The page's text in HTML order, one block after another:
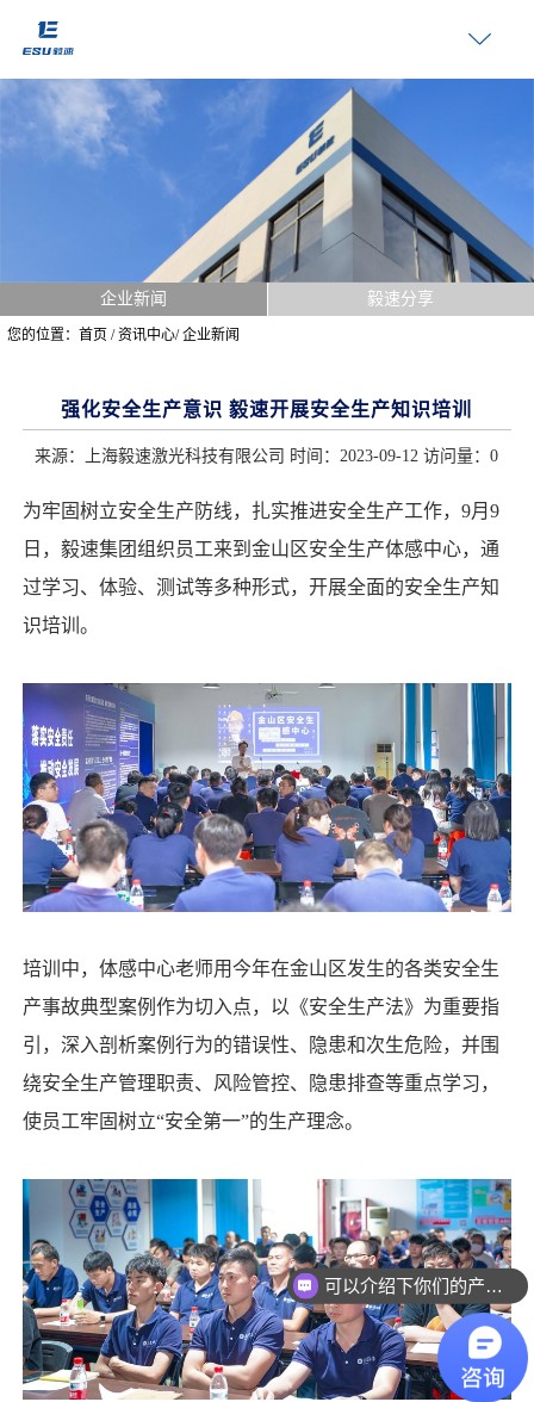
企业新闻 毅速分享
您的位置： 首页 /资讯中心/企业新闻
强化安全生产意识 毅速开展安全生产知识培训
来源：上海毅速激光科技有限公司 时间：2023-09-12 访问量：0
为牢固树立安全生产防线，扎实推进安全生产工作，9月9
日，毅速集团组织员工来到金山区安全生产体感中心，通
过学习、体验、测试等多种形式，开展全面的安全生产知
识培训。
培训中，体感中心老师用今年在金山区发生的各类安全生
产事故典型案例作为切入点，以《安全生产法》为重要指
引，深入剖析案例行为的错误性、隐患和次生危险，并围
绕安全生产管理职责、风险管控、隐患排查等重点学习，
使员工牢固树立“安全第一”的生产理念。
可以介绍下你们的产品么